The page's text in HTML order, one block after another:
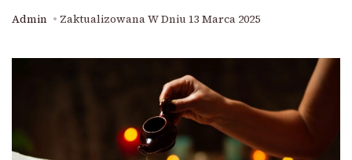
Admin Zaktualizowana W Dniu 13 Marca 2025